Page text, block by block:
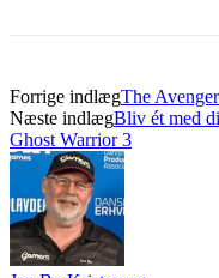
Forrige indlægThe
Næste indlægBliv ét med
Ghost Warrior 3